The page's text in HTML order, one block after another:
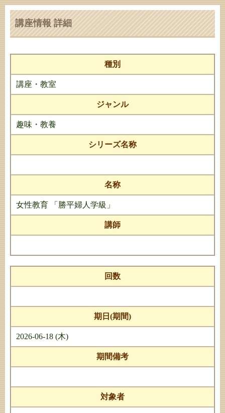
講座情報 詳細
種別
講座・教室
ジャンル
趣味・教養
シリーズ名称
名称
女性教育 「勝平婦人学級」
講師
回数
期日(期間)
2026-06-18 (木)
期間備考
対象者